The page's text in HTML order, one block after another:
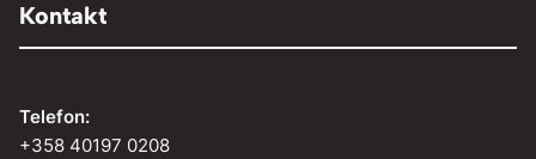
Kontakt
Telefon:
+358 40197 0208